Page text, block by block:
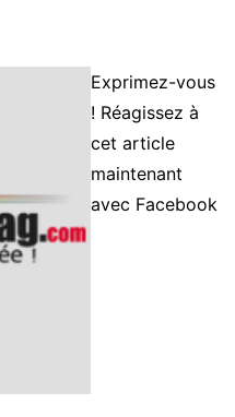
Exprimez-vous
! Réagissez à
cet article
maintenant
avec Facebook